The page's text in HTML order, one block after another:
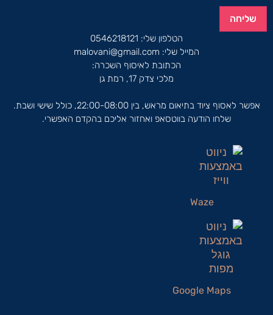
שליחה
הטלפון שלי: 0546218121
המייל שלי: malovani@gmail.com
הכתובת לאיסוף השכרה:
מלכי צדק 17, רמת גן
אפשר לאסוף ציוד בתיאום מראש, בין 22:00-08:00, כולל שישי ושבת.
שלחו הודעה בווטסאפ ואחזור אליכם בהקדם האפשרי.
Waze
Google Maps